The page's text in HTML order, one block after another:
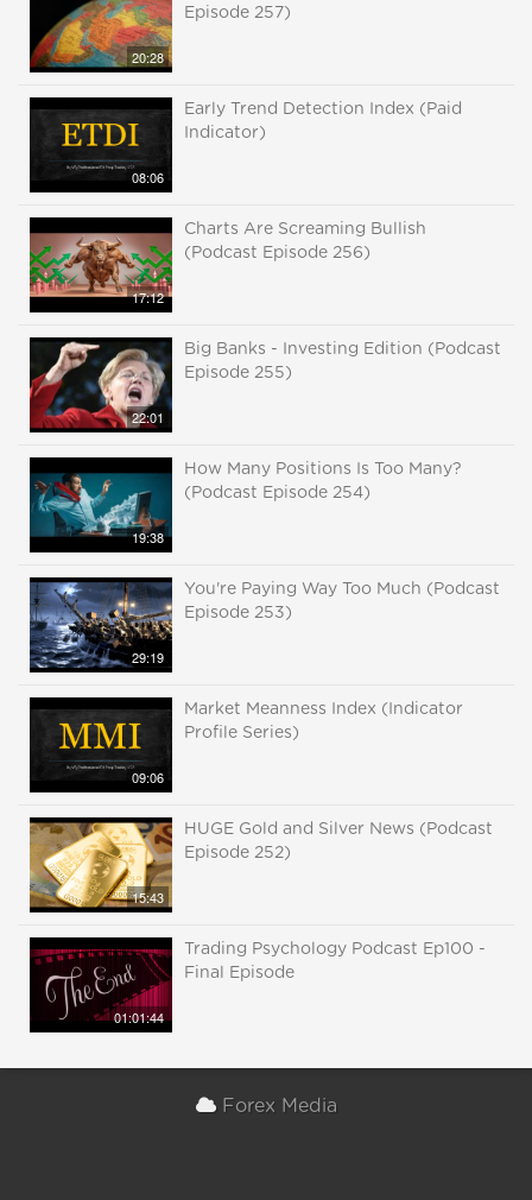
20:28
Episode 257)
08:06
Early Trend Detection Index (Paid
Indicator)
17:12
Charts Are Screaming Bullish
(Podcast Episode 256)
22:01
Big Banks - Investing Edition (Podcast
Episode 255)
19:38
How Many Positions Is Too Many?
(Podcast Episode 254)
29:19
You're Paying Way Too Much (Podcast
Episode 253)
09:06
Market Meanness Index (Indicator
Profile Series)
15:43
HUGE Gold and Silver News (Podcast
Episode 252)
01:01:44
Trading Psychology Podcast Ep100 -
Final Episode
Forex Media